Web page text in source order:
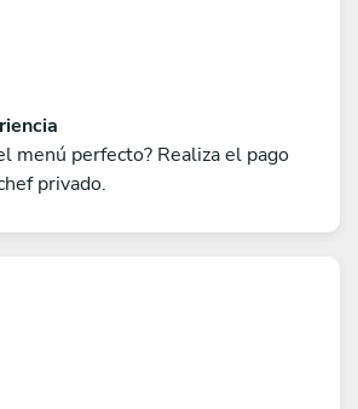
menú perfecto? Realiza el pago
privado.